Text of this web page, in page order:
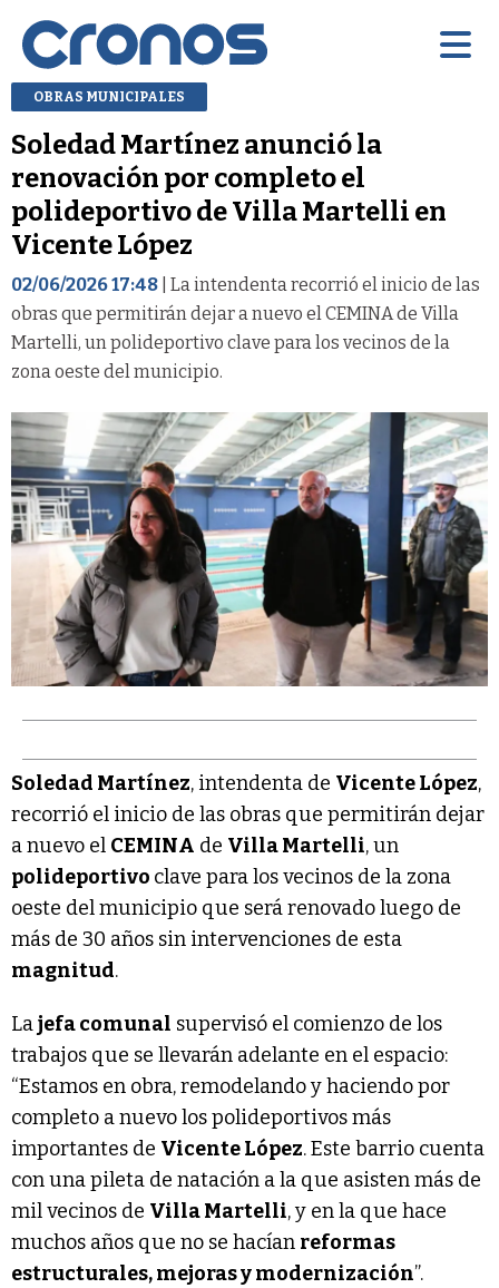
OBRAS MUNICIPALES
Soledad Martínez anunció la
renovación por completo el
polideportivo de Villa Martelli en
Vicente López
02/06/2026 17:48 | La intendenta recorrió el inicio de las
obras que permitirán dejar a nuevo el CEMINA de Villa
Martelli, un polideportivo clave para los vecinos de la
zona oeste del municipio.
Soledad Martínez, intendenta de Vicente López,
recorrió el inicio de las obras que permitirán dejar
a nuevo el CEMINA de Villa Martelli, un
polideportivo clave para los vecinos de la zona
oeste del municipio que será renovado luego de
más de 30 años sin intervenciones de esta
magnitud.
Lajefa comunal supervisó el comienzo de los
trabajos que se llevarán adelante en el espacio:
“Estamos en obra, remodelando y haciendo por
completo a nuevo los polideportivos más
importantes de Vicente López. Este barrio cuenta
con una pileta de natación a la que asisten más de
mil vecinos de Villa Martelli, y en la que hace
muchos años que no se hacían reformas
estructurales, mejoras y modernización”.